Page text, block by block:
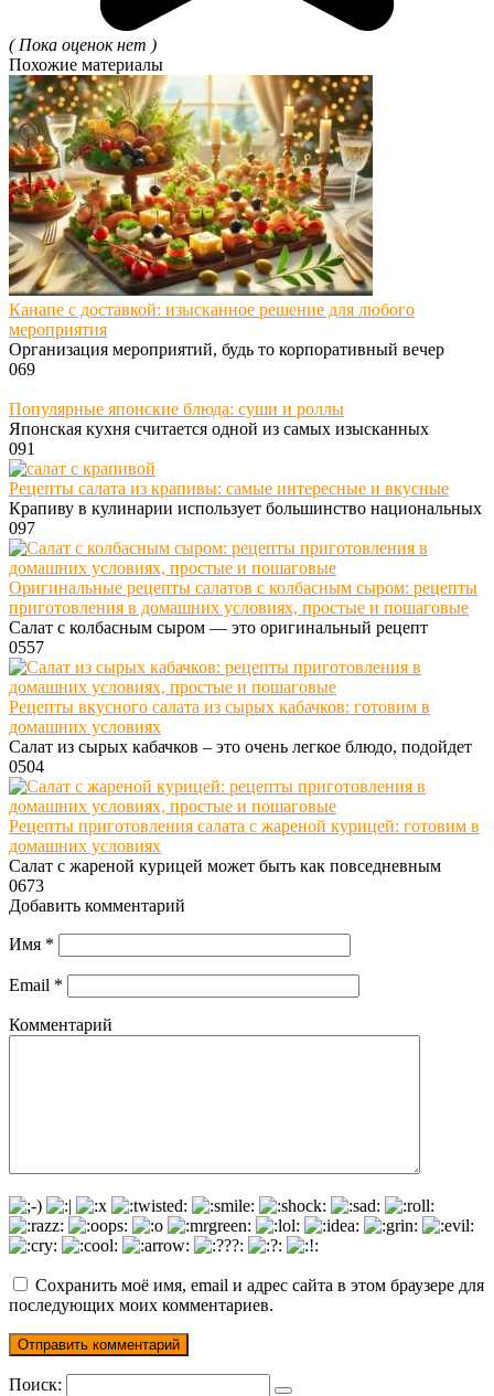
( Пока оценок нет )
Похожие материалы
Канапе с доставкой: изысканное решение для любого
мероприятия
Организация мероприятий, будь то корпоративный вечер
069
Популярные японские блюда: суши и роллы
Японская кухня считается одной из самых изысканных
091
Рецепты салата из крапивы: самые интересные и вкусные
Крапиву в кулинарии использует большинство национальных
097
Оригинальные рецепты салатов с колбасным сыром: рецепты
приготовления в домашних условиях, простые и пошаговые
Салат с колбасным сыром — это оригинальный рецепт
0557
Рецепты вкусного салата из сырых кабачков: готовим в
домашних условиях
Салат из сырых кабачков – это очень легкое блюдо, подойдет
0504
Рецепты приготовления салата с жареной курицей: готовим в
домашних условиях
Салат с жареной курицей может быть как повседневным
0673
Добавить комментарий
Имя *
Email *
Комментарий
Сохранить моё имя, email и адрес сайта в этом браузере для
последующих моих комментариев.
Поиск: